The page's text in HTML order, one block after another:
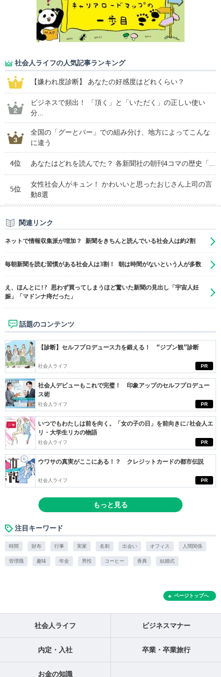
社会人ライフの人気記事ランキング
【嫌われ度診断】 あなたの好感度はどれくらい？
ビジネスで頻出！ 「頂く」と「いただく」の正しい使い
分...
全国の「グーとパー」での組み分け、地方によってこんな
に違う
4位 あなたはどれを読んでた？ 各新聞社の朝刊4コマの歴史「...
5位
女性社会人がキュン！ かわいいと思ったおじさん上司の言
動8選
関連リンク
ネットで情報収集派が増加？ 新聞をきちんと読んでいる社会人は約2割
毎朝新聞を読む習慣がある社会人は3割！ 朝は時間がないという人が多数
え、ほんとに!? 思わず買ってしまうほど驚いた新聞の見出し「宇宙人妊
娠」「マドンナ痔だった」
話題のコンテンツ
PR
【診断】セルフプロデュース力を鍛える！ “ジブン観”診断
社会人ライフ
PR
社会人デビューもこれで完璧！ 印象アップのセルフプロデュー
ス術
社会人ライフ
PR
いつでもわたしは前を向く。「女の子の日」を前向きに♪社会人エ
リ・大学生リカの物語
社会人ライフ
PR
ウワサの真実がここにある！？ クレジットカードの都市伝説
社会人ライフ
もっと見る
注目キーワード
時間 財布 行事 実家 名刺 出会い オフィス 人間関係
管理職 趣味 年金 男性 コーヒー 香典 結婚式
ページトップへ
社会人ライフ ビジネスマナー
内定・入社 卒業・卒業旅行
お金の知識